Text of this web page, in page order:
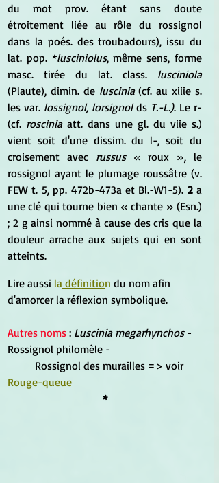
du mot prov. étant sans doute
étroitement liée au rôle du rossignol
dans la poés. des troubadours), issu du
lat. pop. *lusciniolus, même sens, forme
masc. tirée du lat. class. lusciniola
(Plaute), dimin. de luscinia (cf. au xiiie s.
les var. lossignol, lorsignol ds T.-L.). Le r-
(cf. roscinia att. dans une gl. du viie s.)
vient soit d'une dissim. du l-, soit du
croisement avec russus « roux », le
rossignol ayant le plumage roussâtre (v.
FEW t. 5, pp. 472b-473a et Bl.-W1-5). 2 a
une clé qui tourne bien « chante » (Esn.)
; 2 g ainsi nommé à cause des cris que la
douleur arrache aux sujets qui en sont
atteints.
Lire aussi la définition du nom afin
d'amorcer la réflexion symbolique.
Autres noms : Luscinia megarhynchos -
Rossignol philomèle -
	Rossignol des murailles => voir
Rouge-queue
*